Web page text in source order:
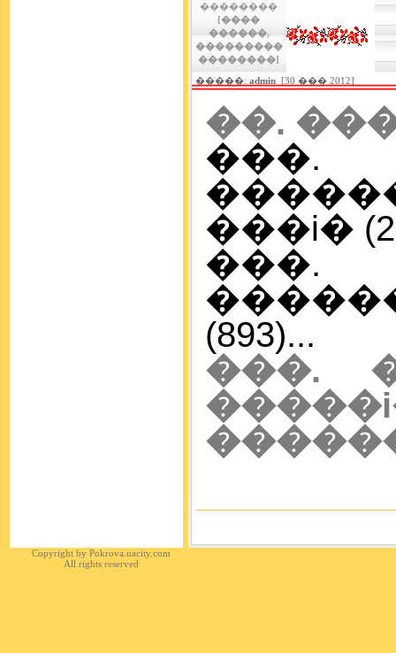
��������
[����
������,
���������
��������]
�����: admin [30 ��� 2012]
��.
���i�
���.
(893)...
���.
Copyright byPokrova.uacity.com
All rights reserved